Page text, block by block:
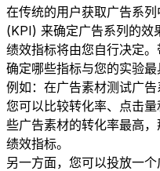
在传统的用户获取广告系
(KPI) 来确定广告系列的效
绩效指标将由您自行决定
确定哪些指标与您的实验最
例如：在广告素材测试广告
您可以比较转化率、点击
些广告素材的转化率最高
绩效指标。
另一方面，您可以投放一